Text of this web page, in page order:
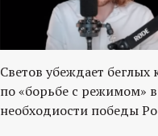
Светов убеждает беглых
по «борьбе с режимом» в
необходиости победы